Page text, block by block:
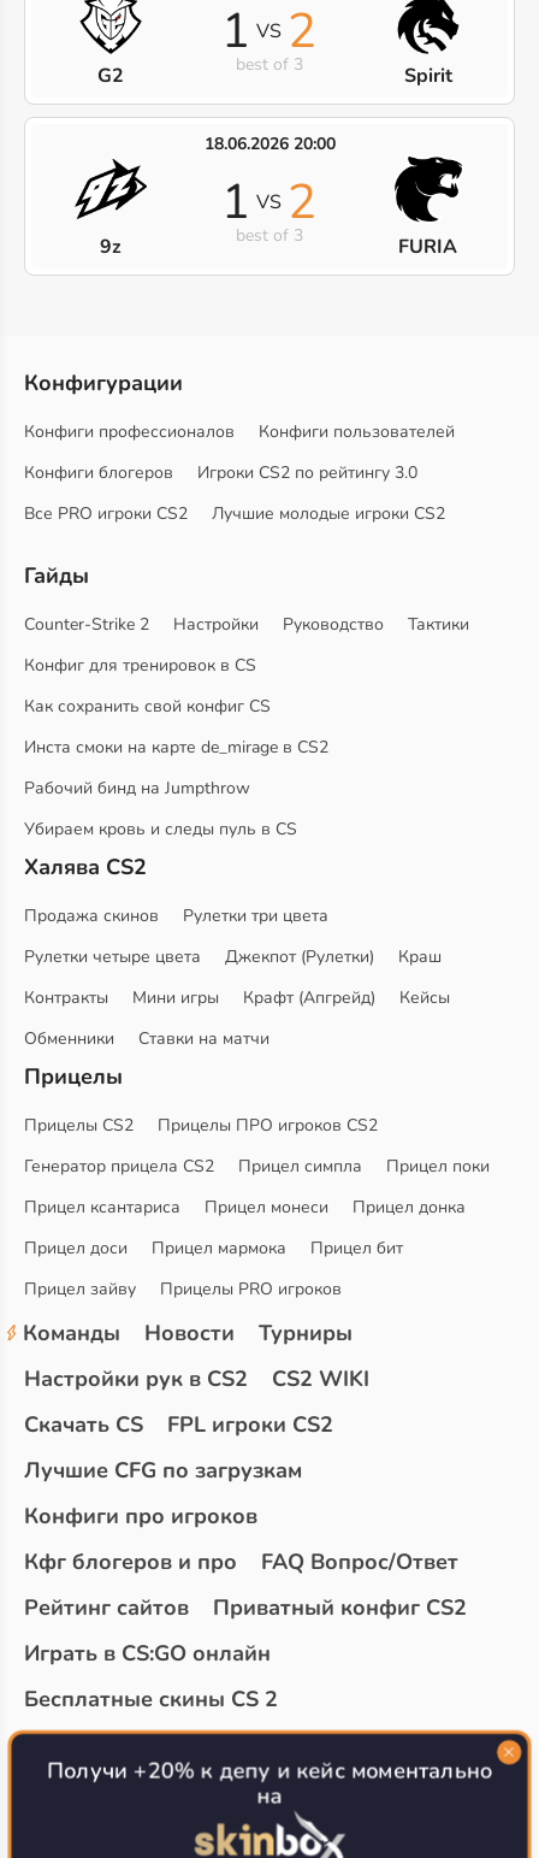
G2
1 VS 2
best of 3 Spirit
18.06.2026 20:00
9z
1 VS 2
best of 3 FURIA
Конфигурации
Конфиги профессионалов
Конфиги пользователей
Конфиги блогеров
Игроки CS2 по рейтингу 3.0
Все PRO игроки CS2
Лучшие молодые игроки CS2
Гайды
Counter-Strike 2 Настройки Руководство
Тактики
Конфиг для тренировок в CS
Как сохранить свой конфиг CS
Инста смоки на карте de_mirage в CS2
Рабочий бинд на Jumpthrow
Убираем кровь и следы пуль в CS
Халява CS2
Продажа скинов
Рулетки три цвета
Рулетки четыре цвета
Джекпот (Рулетки)
Краш
Контракты
Мини игры Крафт (Апгрейд)
Кейсы
Обменники
Ставки на матчи
Прицелы
Прицелы CS2
Прицелы ПРО игроков CS2
Генератор прицела CS2
Прицел симпла
Прицел поки
Прицел ксантариса
Прицел монеси
Прицел донка
Прицел доси
Прицел мармока
Прицел бит
Прицел зайву
Прицелы PRO игроков
Команды Новости
Турниры
Настройки рук в CS2
CS2 WIKI
Скачать CS
FPL игроки CS2
Лучшие CFG по загрузкам
Конфиги про игроков
Кфг блогеров и про
FAQ Вопрос/Ответ
Рейтинг сайтов
Приватный конфиг CS2
Играть в CS:GO онлайн
Бесплатные скины CS 2
Топ сайтов с халявой КС 2
О проекте
Получи +20% к депу и кейс моментально
на